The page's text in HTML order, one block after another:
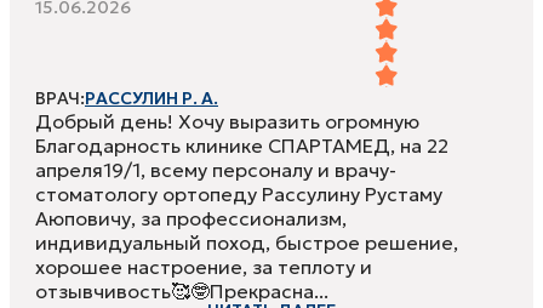
15.06.2026
ВРАЧ:РАССУЛИН Р. А.
Добрый день! Хочу выразить огромную
Благодарность клинике СПАРТАМЕД, на 22
апреля19/1, всему персоналу и врачу-
стоматологу ортопеду Рассулину Рустаму
Аюповичу, за профессионализм,
индивидуальный поход, быстрое решение,
хорошее настроение, за теплоту и
отзывчивость🥰🤓Прекрасна...